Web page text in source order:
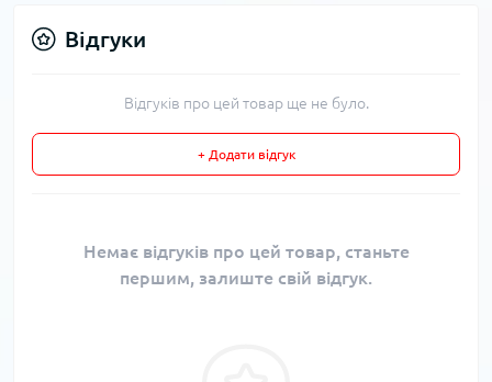
Відгуки
Відгуків про цей товар ще не було.
+ Додати відгук
Немає відгуків про цей товар, станьте
першим, залиште свій відгук.